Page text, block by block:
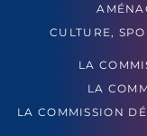
CULTURE,
LA
LA
LA COMMISSION